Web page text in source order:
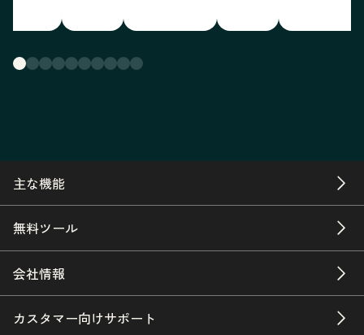
主な機能
無料ツール
会社情報
カスタマー向けサポート